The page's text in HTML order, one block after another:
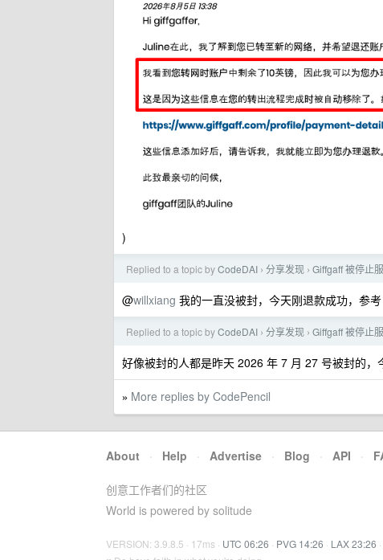
)
Replied to a topic byCodeDAI › 分享发现 › Giffgaff 被停止
@willxiang 我的一直没被封，今天刚退款成功，参考
Replied to a topic byCodeDAI › 分享发现 › Giffgaff 被停止
好像被封的人都是昨天 2026 年 7 月 27 号被封的，
» More replies by CodePencil
About · Help · Advertise · Blog · API ·
创意工作者们的社区
World is powered by solitude
VERSION: 3.9.8.5 · 17ms · UTC 06:26 · PVG 14:26 · LAX 23:26 ·